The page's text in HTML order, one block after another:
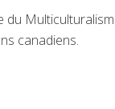
du
canadiens.